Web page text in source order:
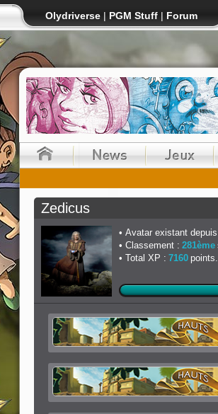
Olydriverse | PGM Stuff | Forum
Zedicus
Avatar existant
Classement : 281ème
Total XP : 7160 points.